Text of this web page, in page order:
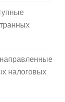
налоговых